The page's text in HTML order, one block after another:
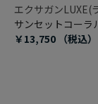
エクサガンLUXE(
サンセットコーラ
￥13,750 （税込）